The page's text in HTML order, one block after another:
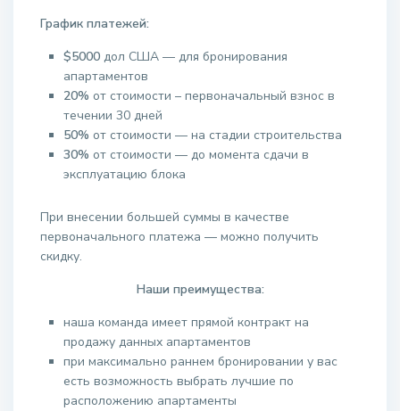
График платежей:
$5000 дол США — для бронирования
апартаментов
20% от стоимости – первоначальный взнос в
течении 30 дней
50% от стоимости — на стадии строительства
30% от стоимости — до момента сдачи в
эксплуатацию блока
При внесении большей суммы в качестве
первоначального платежа — можно получить
скидку.
Наши преимущества:
наша команда имеет прямой контракт на
продажу данных апартаментов
при максимально раннем бронировании у вас
есть возможность выбрать лучшие по
расположению апартаменты